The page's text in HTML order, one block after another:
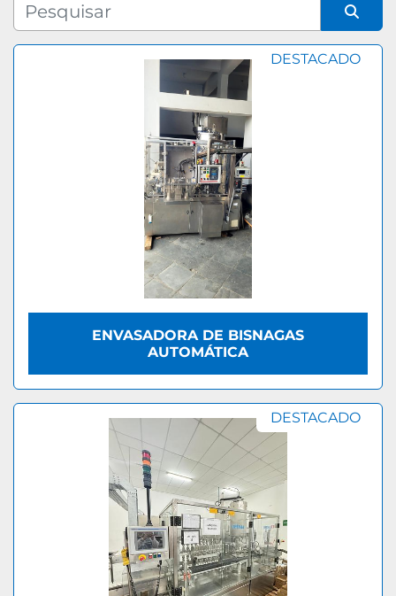
Fabricante
Organizar por DESTACADO
ENVASADORA DE BISNAGAS
AUTOMÁTICA
DESTACADO